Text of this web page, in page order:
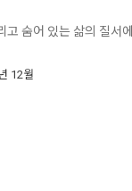
고 숨어 있는 삶의 질서
12월